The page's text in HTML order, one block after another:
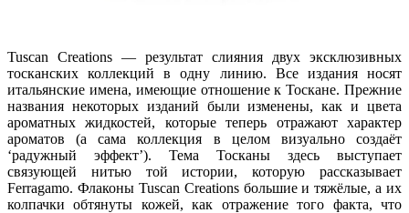
Tuscan Creations — результат слияния двух эксклюзивных
тосканских коллекций в одну линию. Все издания носят
итальянские имена, имеющие отношение к Тоскане. Прежние
названия некоторых изданий были изменены, как и цвета
ароматных жидкостей, которые теперь отражают характер
ароматов (а сама коллекция в целом визуально создаёт
‘радужный эффект’). Тема Тосканы здесь выступает
связующей нитью той истории, которую рассказывает
Ferragamo. Флаконы Tuscan Creations большие и тяжёлые, а их
колпачки обтянуты кожей, как отражение того факта, что